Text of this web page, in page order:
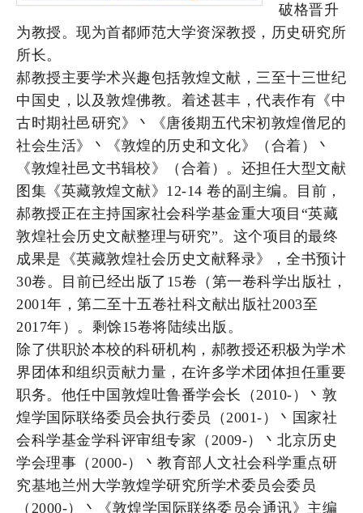
破格晋升
为教授。现为首都师范大学资深教授，历史研究所
所长。
郝教授主要学术兴趣包括敦煌文献，三至十三世纪
中国史，以及敦煌佛教。着述甚丰，代表作有《中
古时期社邑研究》丶《唐後期五代宋初敦煌僧尼的
社会生活》丶《敦煌的历史和文化》（合着）丶
《敦煌社邑文书辑校》（合着）。还担任大型文献
图集《英藏敦煌文献》12-14 卷的副主编。目前，
郝教授正在主持国家社会科学基金重大项目“英藏
敦煌社会历史文献整理与研究”。这个项目的最终
成果是《英藏敦煌社会历史文献释录》，全书预计
30卷。目前已经出版了15卷（第一卷科学出版社，
2001年，第二至十五卷社科文献出版社2003至
2017年）。剩馀15卷将陆续出版。
除了供职於本校的科研机构，郝教授还积极为学术
界团体和组织贡献力量，在许多学术团体担任重要
职务。他任中国敦煌吐鲁番学会长（2010-）丶敦
煌学国际联络委员会执行委员（2001-）丶国家社
会科学基金学科评审组专家（2009-）丶北京历史
学会理事（2000-）丶教育部人文社会科学重点研
究基地兰州大学敦煌学研究所学术委员会委员
（2000-）丶《敦煌学国际联络委员会通讯》主编